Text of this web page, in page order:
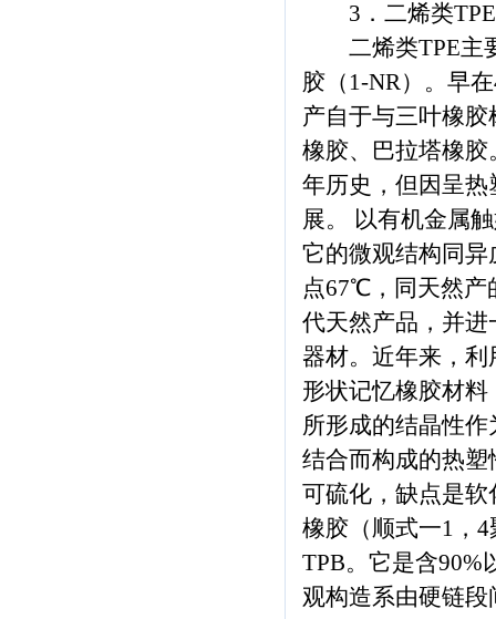
3．二烯类TPE
二烯类TPE主要
胶（1-NR）。早
产自于与三叶橡
橡胶、巴拉塔橡
年历史，但因呈
展。 以有机金属
它的微观结构同异
点67℃，同天然产
代天然产品，并
器材。近年来，
形状记忆橡胶材
所形成的结晶性
结合而构成的热塑
可硫化，缺点是
橡胶（顺式一1，
TPB。它是含90%
观构造系由硬链